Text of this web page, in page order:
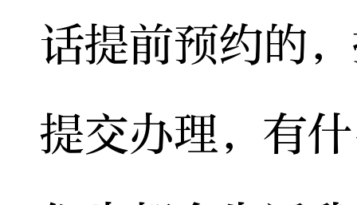
话提前预约的
提交办理，有